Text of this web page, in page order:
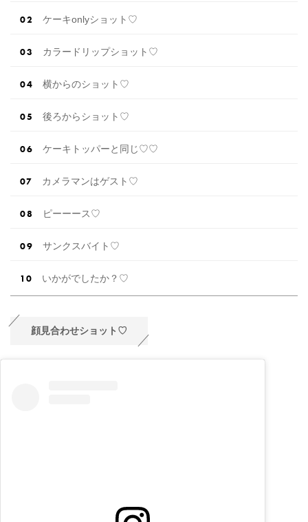
ケーキonlyショット♡
カラードリップショット♡
横からのショット♡
後ろからショット♡
ケーキトッパーと同じ♡♡
カメラマンはゲスト♡
ピーーース♡
サンクスバイト♡
いかがでしたか？♡
顔見合わせショット♡